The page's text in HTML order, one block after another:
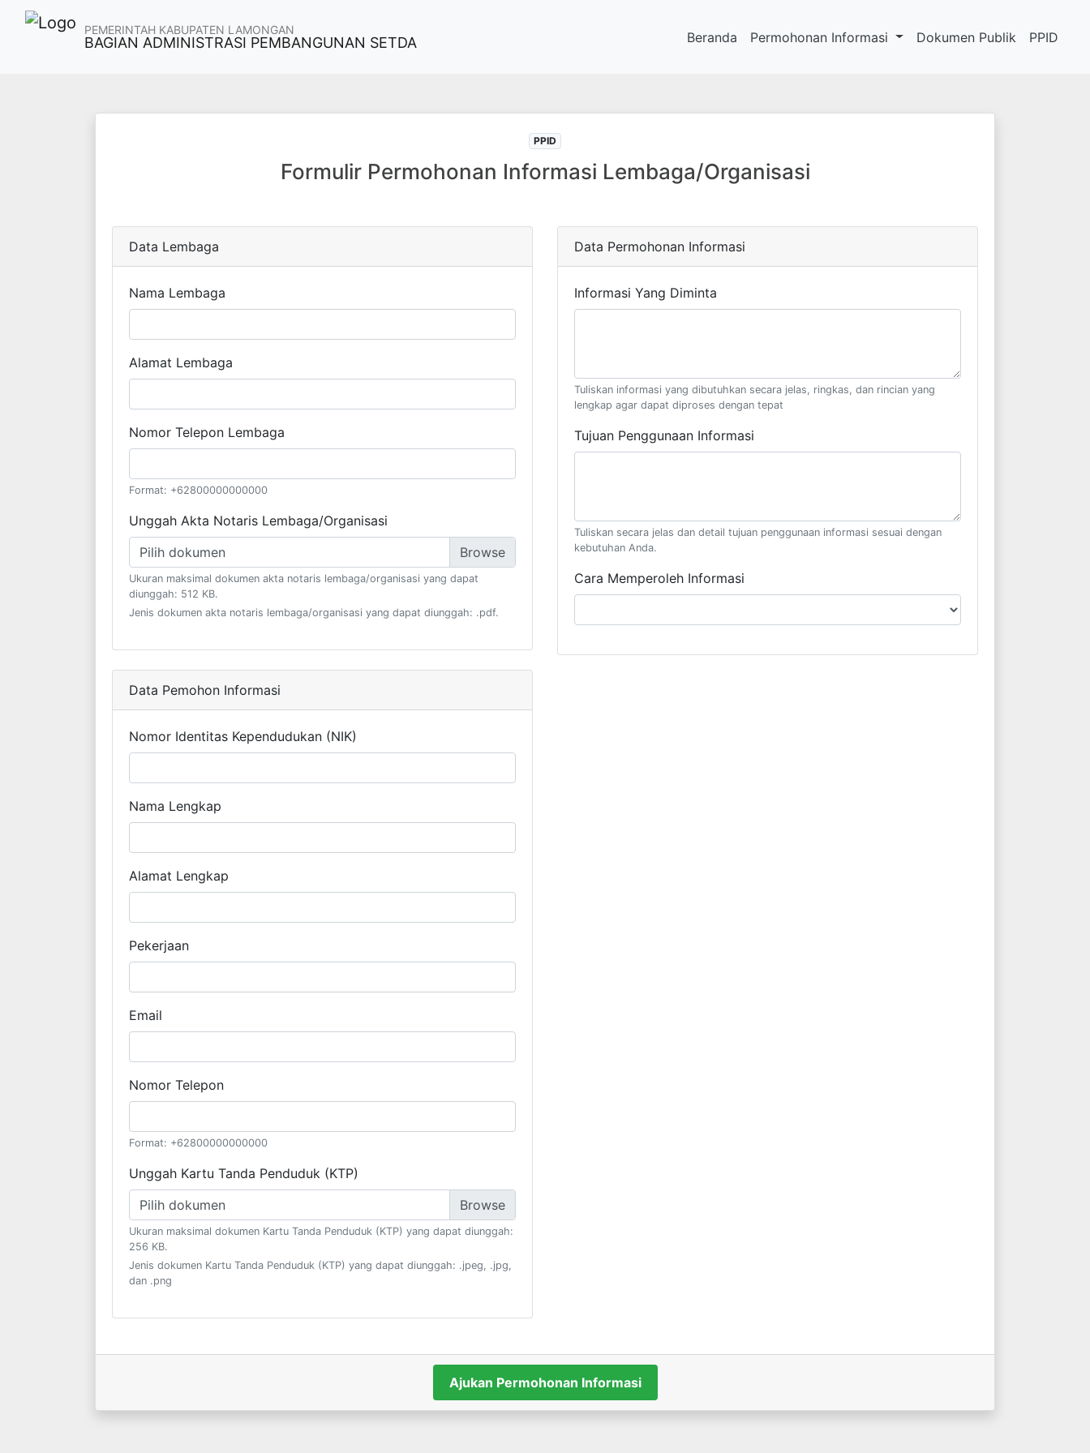
PEMERINTAH KABUPATEN LAMONGAN
BAGIAN ADMINISTRASI PEMBANGUNAN SETDA Beranda Permohonan Informasi Dokumen Publik PPID
PPID
Formulir Permohonan Informasi Lembaga/Organisasi
Data Lembaga
Nama Lembaga
Alamat Lembaga
Nomor Telepon Lembaga
Format: +62800000000000
Unggah Akta Notaris Lembaga/Organisasi
Pilih dokumen
Ukuran maksimal dokumen akta notaris lembaga/organisasi yang dapat
diunggah: 512 KB.
Jenis dokumen akta notaris lembaga/organisasi yang dapat diunggah: .pdf.
Data Pemohon Informasi
Nomor Identitas Kependudukan (NIK)
Nama Lengkap
Alamat Lengkap
Pekerjaan
Email
Nomor Telepon
Format: +62800000000000
Unggah Kartu Tanda Penduduk (KTP)
Pilih dokumen
Ukuran maksimal dokumen Kartu Tanda Penduduk (KTP) yang dapat diunggah:
256 KB.
Jenis dokumen Kartu Tanda Penduduk (KTP) yang dapat diunggah: .jpeg, .jpg,
dan .png
Data Permohonan Informasi
Informasi Yang Diminta
Tuliskan informasi yang dibutuhkan secara jelas, ringkas, dan rincian yang
lengkap agar dapat diproses dengan tepat
Tujuan Penggunaan Informasi
Tuliskan secara jelas dan detail tujuan penggunaan informasi sesuai dengan
kebutuhan Anda.
Cara Memperoleh Informasi